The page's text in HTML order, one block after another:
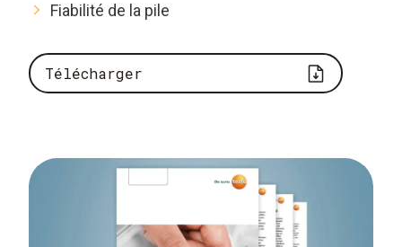
Fiabilité de la pile
Télécharger